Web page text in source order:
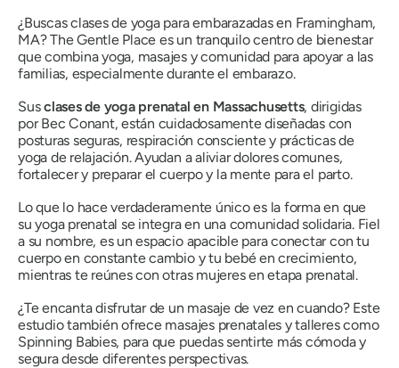
¿Buscas clases de yoga para embarazadas en Framingham,
MA? The Gentle Place es un tranquilo centro de bienestar
que combina yoga, masajes y comunidad para apoyar a las
familias, especialmente durante el embarazo.
Susclases de yoga prenatal en Massachusetts, dirigidas
por Bec Conant, están cuidadosamente diseñadas con
posturas seguras, respiración consciente y prácticas de
yoga de relajación. Ayudan a aliviar dolores comunes,
fortalecer y preparar el cuerpo y la mente para el parto.
Lo que lo hace verdaderamente único es la forma en que
su yoga prenatal se integra en una comunidad solidaria. Fiel
a su nombre, es un espacio apacible para conectar con tu
cuerpo en constante cambio y tu bebé en crecimiento,
mientras te reúnes con otras mujeres en etapa prenatal.
¿Te encanta disfrutar de un masaje de vez en cuando? Este
estudio también ofrece masajes prenatales y talleres como
Spinning Babies, para que puedas sentirte más cómoda y
segura desde diferentes perspectivas.